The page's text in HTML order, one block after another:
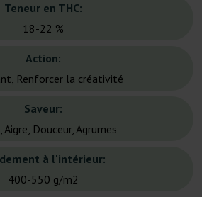
Teneur en THC:
18-22 %
Action:
Renforcer la créativité
Saveur:
Aigre, Douceur, Agrumes
à l'intérieur:
400-550 g/m2